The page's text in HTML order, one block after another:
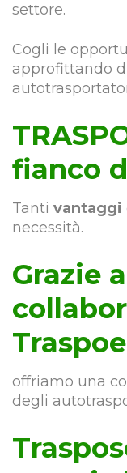
settore.
Cogli le
approfittando
fianco
Tanti vantaggi
necessità.
Grazie
offriamo una
degli